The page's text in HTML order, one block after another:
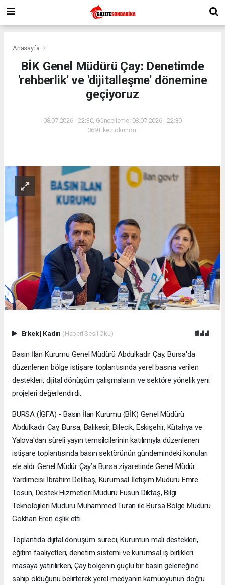
Anasayfa
BİK Genel Müdürü Çay: Denetimde
'rehberlik' ve 'dijitalleşme' dönemine
geçiyoruz
08.07.2026 - 22:30, Güncelleme: 08.07.2026 - 22:30
369+ kez okundu.
Erkek| Kadın (Haberi Sesli Oku)
Basın İlan Kurumu Genel Müdürü Abdulkadir Çay, Bursa'da
düzenlenen bölge istişare toplantısında yerel basına verilen
destekleri, dijital dönüşüm çalışmalarını ve sektöre yönelik yeni
projeleri değerlendirdi.
BURSA (İGFA) - Basın İlan Kurumu (BİK) Genel Müdürü
Abdulkadir Çay, Bursa, Balıkesir, Bilecik, Eskişehir, Kütahya ve
Yalova'dan süreli yayın temsilcilerinin katılımıyla düzenlenen
istişare toplantısında basın sektörünün gündemindeki konuları
ele aldı. Genel Müdür Çay’a Bursa ziyaretinde Genel Müdür
Yardımcısı İbrahim Delibaş, Kurumsal İletişim Müdürü Emre
Tosun, Destek Hizmetleri Müdürü Füsun Diktaş, Bilgi
Teknolojileri Müdürü Muhammed Turan ile Bursa Bölge Müdürü
Gökhan Eren eşlik etti.
Toplantıda dijital dönüşüm süreci, Kurumun mali destekleri,
eğitim faaliyetleri, denetim sistemi ve kurumsal iş birlikleri
masaya yatırılırken, Çay bölgenin güçlü bir basın geleneğine
sahip olduğunu belirterek yerel medyanın kamuoyunun doğru